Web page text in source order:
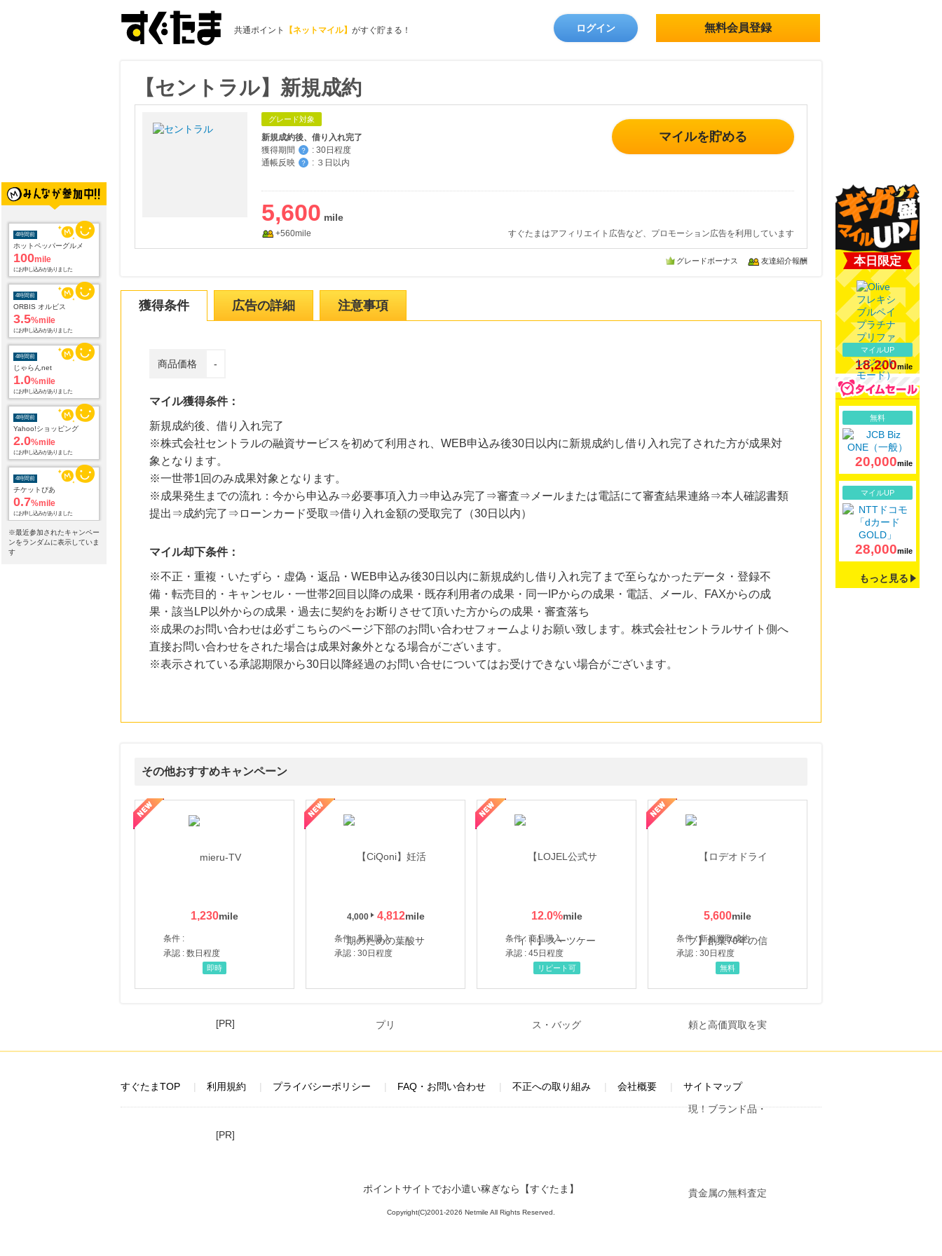
共通ポイント 【ネットマイル】 がすぐ貯まる！ ログイン 無料会員登録
4時間前
ホットペッパーグルメ
100mile
にお申し込みがありました
4時間前
ORBIS オルビス
3.5%mile
にお申し込みがありました
4時間前
じゃらんnet
1.0%mile
にお申し込みがありました
4時間前
Yahoo!ショッピング
2.0%mile
にお申し込みがありました
4時間前
チケットぴあ
0.7%mile
にお申し込みがありました
7時間前
※最近参加されたキャンペー
ンをランダムに表示していま
す
【セントラル】新規成約
グレード対象
新規成約後、借り入れ完了
獲得期間
？ : 30日程度
通帳反映
？ : ３日以内
マイルを貯める
5,600
+560mile すぐたまはアフィリエイト広告など、プロモーション広告を利用しています
グレードボーナス 友達紹介報酬
獲得条件 広告の詳細 注意事項
商品価格 -
マイル獲得条件：
新規成約後、借り入れ完了
※株式会社セントラルの融資サービスを初めて利用され、WEB申込み後30日以内に新規成約し借り入れ完了された方が成果対
象となります。
※一世帯1回のみ成果対象となります。
※成果発生までの流れ：今から申込み⇒必要事項入力⇒申込み完了⇒審査⇒メールまたは電話にて審査結果連絡⇒本人確認書類
提出⇒成約完了⇒ローンカード受取⇒借り入れ金額の受取完了（30日以内）
マイル却下条件：
※不正・重複・いたずら・虚偽・返品・WEB申込み後30日以内に新規成約し借り入れ完了まで至らなかったデータ・登録不
備・転売目的・キャンセル・一世帯2回目以降の成果・既存利用者の成果・同一IPからの成果・電話、メール、FAXからの成
果・該当LP以外からの成果・過去に契約をお断りさせて頂いた方からの成果・審査落ち
※成果のお問い合わせは必ずこちらのページ下部のお問い合わせフォームよりお願い致します。株式会社セントラルサイト側へ
直接お問い合わせをされた場合は成果対象外となる場合がございます。
※表示されている承認期限から30日以降経過のお問い合せについてはお受けできない場合がございます。
その他おすすめキャンペーン
1,230
条件 :
承認 : 数日程度
即時
4,000 4,812
条件 : 新規購入
承認 : 30日程度
12.0%
条件 : 商品購入
承認 : 45日程度
【LOJEL公式サイト】スーツケース・バッグ
リピート可
5,600
条件 : 新規買取成約
承認 : 30日程度
【ロデオドライブ】創業70年の信頼と高価買取を実現！ブランド品・貴金属の無料査定
無料
本日限定
マイルUP
18,200mile
無料
20,000mile
マイルUP
28,000mile
もっと見る
[PR]
すぐたまTOP 利用規約 プライバシーポリシー FAQ・お問い合わせ 不正への取り組み 会社概要 サイトマップ
[PR]
ポイントサイトでお小遣い稼ぎなら【すぐたま】
Copyright(C)2001-2026 Netmile All Rights Reserved.